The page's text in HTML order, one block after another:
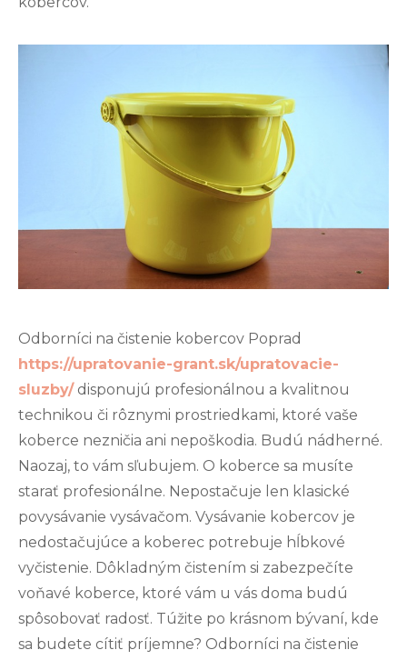
Odborníci na čistenie kobercov Poprad
https://upratovanie-grant.sk/upratovacie-
sluzby/disponujú profesionálnou a kvalitnou
technikou či rôznymi prostriedkami, ktoré vaše
koberce nezničia ani nepoškodia. Budú nádherné.
Naozaj, to vám sľubujem. O koberce sa musíte
starať profesionálne. Nepostačuje len klasické
povysávanie vysávačom. Vysávanie kobercov je
nedostačujúce a koberec potrebuje hĺbkové
vyčistenie. Dôkladným čistením si zabezpečíte
voňavé koberce, ktoré vám u vás doma budú
spôsobovať radosť. Túžite po krásnom bývaní, kde
sa budete cítiť príjemne? Odborníci na čistenie